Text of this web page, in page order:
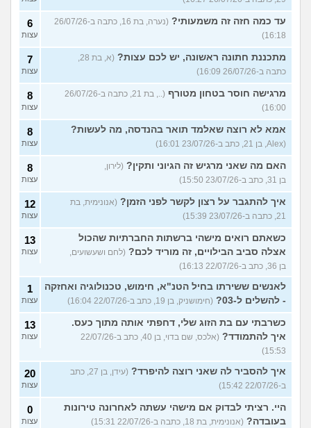
עד כמה חזה זה משמעותי?
(נערה, בת 16, כתבה ב-26/07/26
16:18)
6
עצות
מתכננת חתונה ראשונה, יש לכם עצות?
(א, בת 28,
כתבה ב-26/07/26 16:09)
7
עצות
מרגישה חוסר בטחון מטורף
(.., בת 21, כתבה ב-26/07/26
16:00)
8
עצות
אמא לא רוצה שאלמד תואר בהנדסה, מה לעשות?
(Alex, בן 21, כתב ב-23/07/26 16:01)
8
עצות
האם מה שאני מרגיש זה הגיוני ותקין? (לירון,
בן 31, כתב ב-23/07/26 15:50)
8
עצות
איך להתגבר על רצון לקשר לפני הזמן? (אנונימית, בת
21, כתבה ב-23/07/26 15:39)
12
עצות
כשאתם רואים מישהי ברשתות החברתיות שהכול
אצלה סביב הבילויים, זה מוריד לכם? (לחם ושעשועים,
בן 36, כתב ב-22/07/26 16:13)
13
עצות
לאנשים ששירתו בחיל הטנ"א, חימוש, טכנולוגיה ואחזקה
- להשלים ל-03?
(חימושניק, בן 19, כתב ב-22/07/26 16:04)
1
עצות
כשרבתי עם בת הזוג שלי, דחפתי אותה מתוך כעס.
איך להתמודד?
(אלכס, שם בדוי, בן 40, כתב ב-22/07/26
15:53)
13
עצות
איך להסביר לה שאני רוצה להיפרד?
(עידן, בן 27, כתב
ב-22/07/26 15:42)
20
עצות
היי. רציתי לבדוק אם מישהי עשתה לאחרונה טירונות
בעובדה? (אנונימית, בת 18, כתבה ב-22/07/26 15:31)
0
עצות